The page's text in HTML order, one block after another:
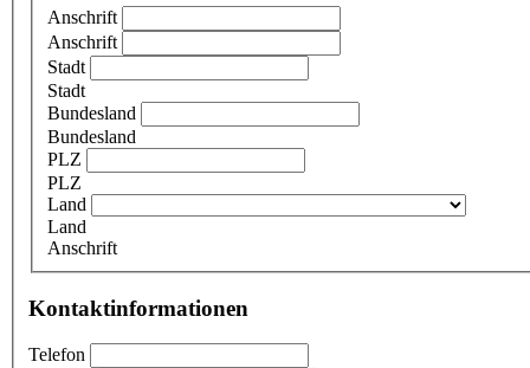
Anschrift
Anschrift
Stadt
Stadt
Bundesland
Bundesland
PLZ
PLZ
Land
Land
Anschrift
Kontaktinformationen
Telefon